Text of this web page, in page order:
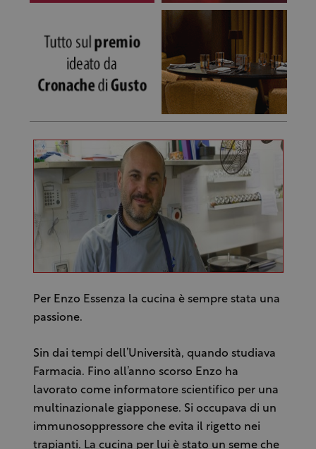
Per Enzo Essenza la cucina è sempre stata una
passione.
Sin dai tempi dell’Università, quando studiava
Farmacia. Fino all’anno scorso Enzo ha
lavorato come informatore scientifico per una
multinazionale giapponese. Si occupava di un
immunosoppressore che evita il rigetto nei
trapianti. La cucina per lui è stato un seme che